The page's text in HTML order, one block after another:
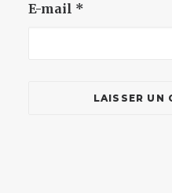
E-mail *